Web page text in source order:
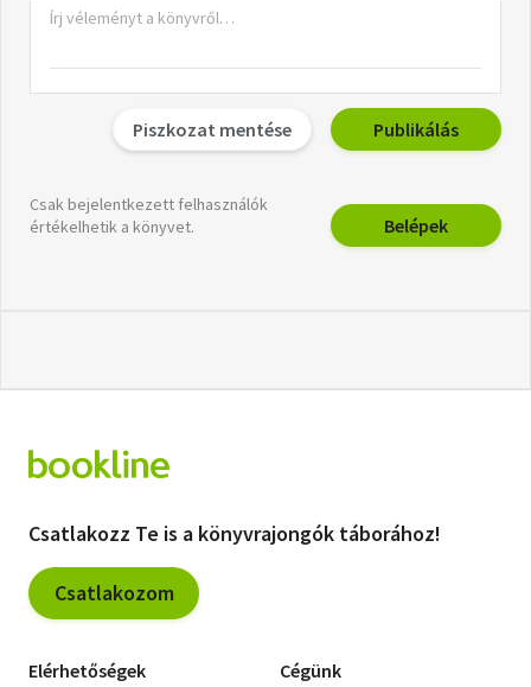
Piszkozat mentése Publikálás
Csak bejelentkezett felhasználók
értékelhetik a könyvet.
Belépek
Csatlakozz Te is a könyvrajongók táborához!
Csatlakozom
Elérhetőségek Cégünk